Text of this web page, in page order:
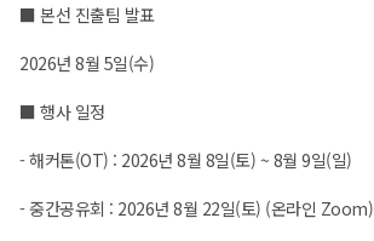
■ 본선 진출팀 발표
2026년 8월 5일(수)
■ 행사 일정
- 해커톤(OT) : 2026년 8월 8일(토) ~ 8월 9일(일)
- 중간공유회 : 2026년 8월 22일(토) (온라인 Zoom)